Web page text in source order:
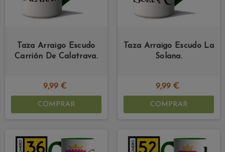
Taza Arraigo Escudo
Carrión De Calatrava.
9,99 €
COMPRAR
Taza Arraigo Escudo La
Solana.
9,99 €
COMPRAR